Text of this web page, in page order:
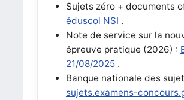
Sujets zéro + documents
éduscol NSI .
Note de service sur la
épreuve pratique (2026) :
21/08/2025 .
Banque nationale des
sujets.examens-